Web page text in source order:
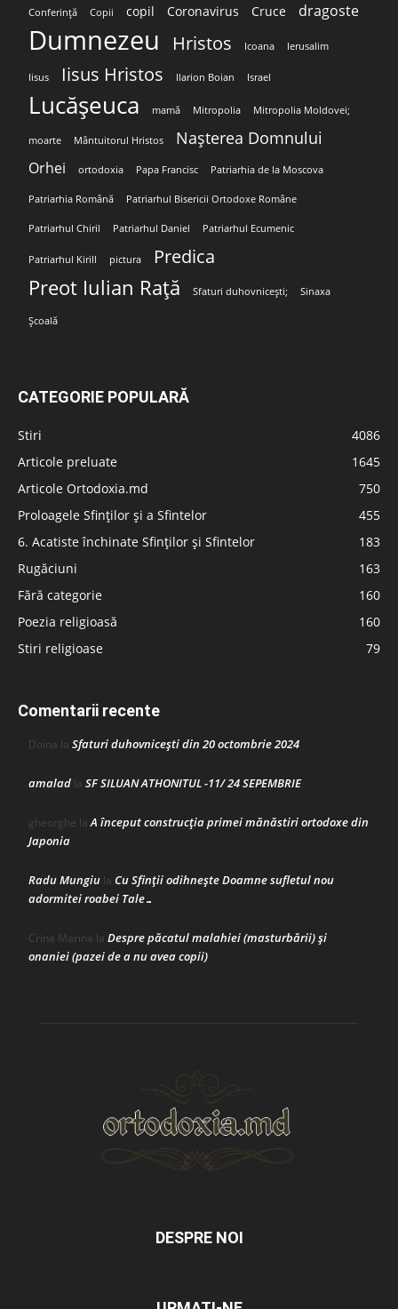
Conferință Copii copil Coronavirus Cruce dragoste
Dumnezeu Hristos Icoana Ierusalim
Iisus Iisus Hristos Ilarion Boian Israel
Lucășeuca mamă Mitropolia Mitropolia Moldovei;
moarte Mântuitorul Hristos Nașterea Domnului
Orhei ortodoxia Papa Francisc Patriarhia de la Moscova
Patriarhia Română Patriarhul Bisericii Ortodoxe Române
Patriarhul Chiril Patriarhul Daniel Patriarhul Ecumenic
Patriarhul Kirill pictura Predica
Preot Iulian Rață Sfaturi duhovnicești; Sinaxa
Școală
CATEGORIE POPULARĂ
Stiri
4086
Articole preluate
1645
Articole Ortodoxia.md
750
Proloagele Sfinților și a Sfintelor
455
6. Acatiste închinate Sfinților și Sfintelor
183
Rugăciuni
163
Fără categorie
160
Poezia religioasă
160
Stiri religioase
79
Comentarii recente
Doina la Sfaturi duhovnicești din 20 octombrie 2024
amalad la SF SILUAN ATHONITUL -11/ 24 SEPEMBRIE
gheorghe laA început construcţia primei mănăstiri ortodoxe din
Japonia
Radu Mungiu la Cu Sfinții odihnește Doamne sufletul nou
adormitei roabei Tale…
Crina Marina la Despre păcatul malahiei (masturbării) şi
onaniei (pazei de a nu avea copii)
DESPRE NOI